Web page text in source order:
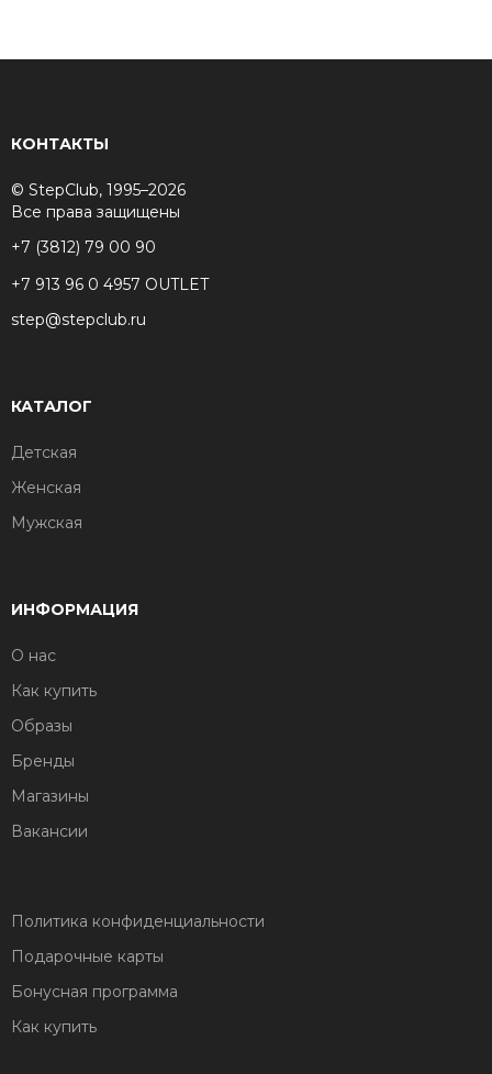
КОНТАКТЫ
© StepClub, 1995–2026
Все права защищены
+7 (3812) 79 00 90
+7 913 96 0 4957 OUTLET
step@stepclub.ru
КАТАЛОГ
Детская
Женская
Мужская
ИНФОРМАЦИЯ
О нас
Как купить
Образы
Бренды
Магазины
Вакансии
Политика конфиденциальности
Подарочные карты
Бонусная программа
Как купить